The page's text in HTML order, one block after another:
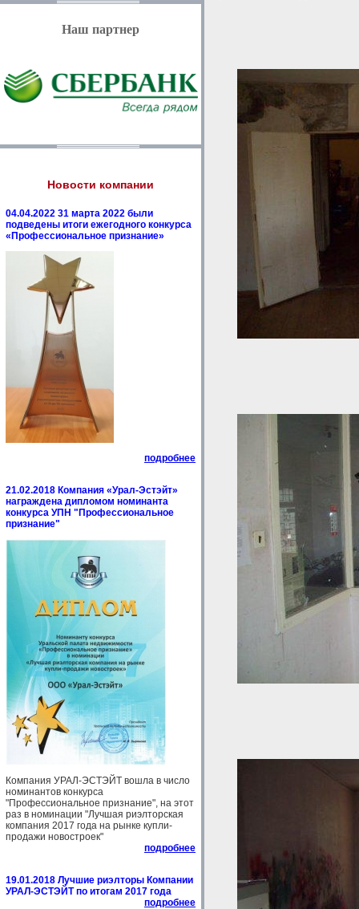
Наш партнер
Новости компании
04.04.2022 31 марта 2022 были
подведены итоги ежегодного конкурса
«Профессиональное признание»
подробнее
21.02.2018 Компания «Урал-Эстэйт»
награждена дипломом номинанта
конкурса УПН "Профессиональное
признание"
Компания УРАЛ-ЭСТЭЙТ вошла в число
номинантов конкурса
"Профессиональное признание", на этот
раз в номинации "Лучшая риэлторская
компания 2017 года на рынке купли-
продажи новостроек"
подробнее
19.01.2018 Лучшие риэлторы Компании
УРАЛ-ЭСТЭЙТ по итогам 2017 года
подробнее